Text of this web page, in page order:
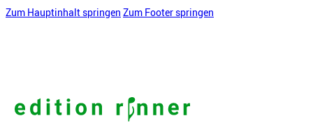
Zum Hauptinhalt springen Zum Footer springen